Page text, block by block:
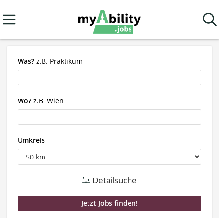
Was? z.B. Praktikum
Wo? z.B. Wien
Umkreis
Detailsuche